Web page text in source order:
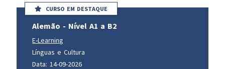
CURSO EM DESTAQUE
Alemão - Nível A1 a B2
E-Learning
Línguas e Cultura
Data: 14-09-2026